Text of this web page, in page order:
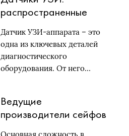
распространенные
выбора
Датчик УЗИ-аппарата – это
одна из ключевых деталей
диагностического
оборудования. От него…
Ведущие
производители сейфов